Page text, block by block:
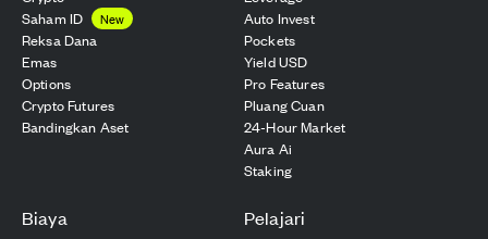
Saham ID
New
Reksa Dana
Emas
Options
Crypto Futures
Bandingkan Aset
Auto Invest
Pockets
Yield USD
Pro Features
Pluang Cuan
24-Hour Market
Aura Ai
Staking
Biaya Pelajari